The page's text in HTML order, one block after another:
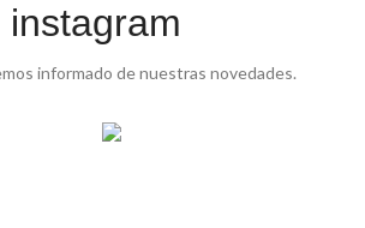
instagram
informado de nuestras novedades.